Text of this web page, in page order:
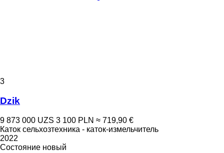
3
Dzik
9 873 000 UZS 3 100 PLN ≈ 719,90 €
Каток сельхозтехника - каток-измельчитель
2022
Состояние новый